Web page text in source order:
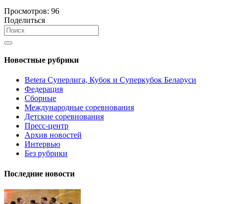
Просмотров: 96
Поделиться
Новостные рубрики
Betera Суперлига, Кубок и Суперкубок Беларуси
Федерация
Сборные
Международные соревнования
Детские соревнования
Пресс-центр
Архив новостей
Интервью
Без рубрики
Последние новости